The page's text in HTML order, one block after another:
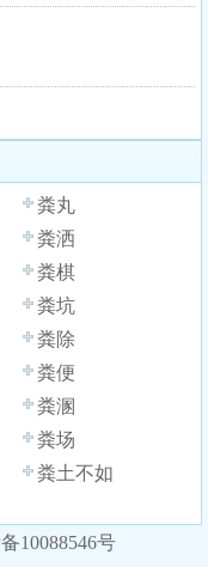
粪丸
粪洒
粪棋
粪坑
粪除
粪便
粪溷
粪场
粪土不如
10088546号